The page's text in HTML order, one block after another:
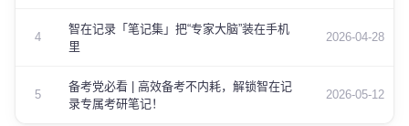
4
智在记录「笔记集」把“专家大脑”装在手机
里
2026-04-28
5
备考党必看 | 高效备考不内耗，解锁智在记
录专属考研笔记！
2026-05-12